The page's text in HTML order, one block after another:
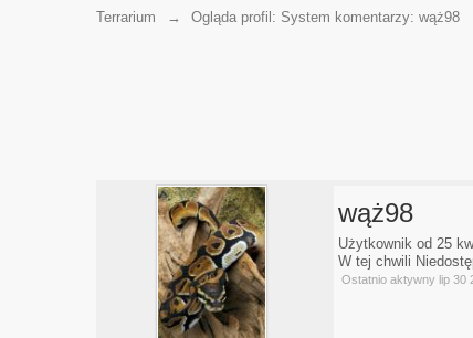
Terrarium
→ Ogląda profil: System komentarzy: wąż98
wąż98
Użytkownik od 25
W tej chwili
Ostatnio aktywny lip 30